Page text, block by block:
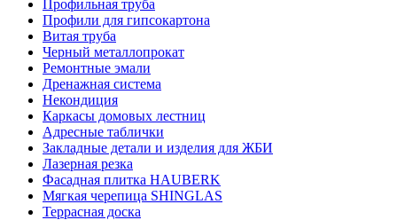
Профильная труба
Профили для гипсокартона
Витая труба
Черный металлопрокат
Ремонтные эмали
Дренажная система
Некондиция
Каркасы домовых лестниц
Адресные таблички
Закладные детали и изделия для ЖБИ
Лазерная резка
Фасадная плитка HAUBERK
Мягкая черепица SHINGLAS
Террасная доска